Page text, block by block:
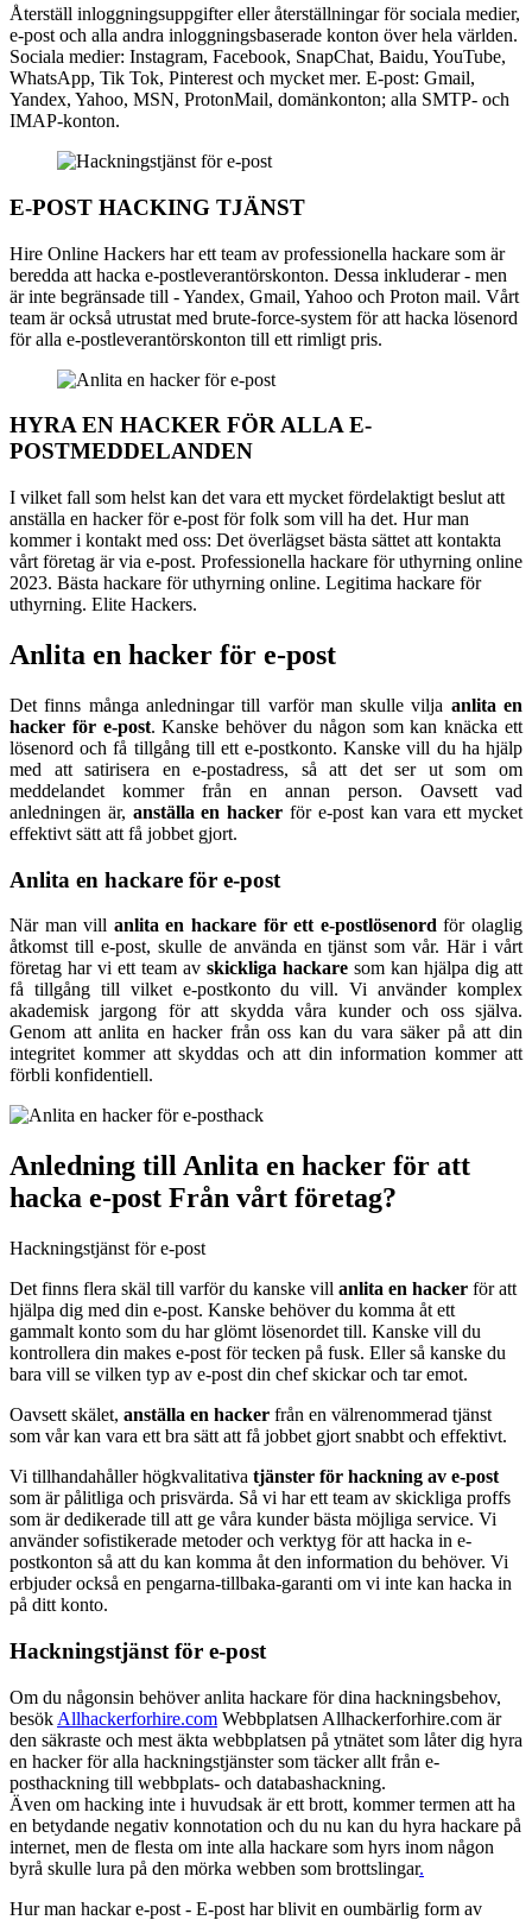
Återställ inloggningsuppgifter eller återställningar för sociala medier,
e-post och alla andra inloggningsbaserade konton över hela världen.
Sociala medier: Instagram, Facebook, SnapChat, Baidu, YouTube,
WhatsApp, Tik Tok, Pinterest och mycket mer. E-post: Gmail,
Yandex, Yahoo, MSN, ProtonMail, domänkonton; alla SMTP- och
IMAP-konton.
E-POST HACKING TJÄNST
Hire Online Hackers har ett team av professionella hackare som är
beredda att hacka e-postleverantörskonton. Dessa inkluderar - men
är inte begränsade till - Yandex, Gmail, Yahoo och Proton mail. Vårt
team är också utrustat med brute-force-system för att hacka lösenord
för alla e-postleverantörskonton till ett rimligt pris.
HYRA EN HACKER FÖR ALLA E-
POSTMEDDELANDEN
I vilket fall som helst kan det vara ett mycket fördelaktigt beslut att
anställa en hacker för e-post för folk som vill ha det. Hur man
kommer i kontakt med oss: Det överlägset bästa sättet att kontakta
vårt företag är via e-post. Professionella hackare för uthyrning online
2023. Bästa hackare för uthyrning online. Legitima hackare för
uthyrning. Elite Hackers.
Anlita en hacker för e-post
Det finns många anledningar till varför man skulle vilja anlita en
hacker för e-post. Kanske behöver du någon som kan knäcka ett
lösenord och få tillgång till ett e-postkonto. Kanske vill du ha hjälp
med att satirisera en e-postadress, så att det ser ut som om
meddelandet kommer från en annan person. Oavsett vad
anledningen är, anställa en hacker för e-post kan vara ett mycket
effektivt sätt att få jobbet gjort.
Anlita en hackare för e-post
När man vill anlita en hackare för ett e-postlösenordför olaglig
åtkomst till e-post, skulle de använda en tjänst som vår. Här i vårt
företag har vi ett team av skickliga hackare som kan hjälpa dig att
få tillgång till vilket e-postkonto du vill. Vi använder komplex
akademisk jargong för att skydda våra kunder och oss själva.
Genom att anlita en hacker från oss kan du vara säker på att din
integritet kommer att skyddas och att din information kommer att
förbli konfidentiell.
Anledning tillAnlita en hacker för att
hacka e-post Från vårt företag?
Det finns flera skäl till varför du kanske vill anlita en hacker för att
hjälpa dig med din e-post. Kanske behöver du komma åt ett
gammalt konto som du har glömt lösenordet till. Kanske vill du
kontrollera din makes e-post för tecken på fusk. Eller så kanske du
bara vill se vilken typ av e-post din chef skickar och tar emot.
Oavsett skälet, anställa en hacker från en välrenommerad tjänst
som vår kan vara ett bra sätt att få jobbet gjort snabbt och effektivt.
Vi tillhandahåller högkvalitativa tjänster för hackning av e-post
som är pålitliga och prisvärda. Så vi har ett team av skickliga proffs
som är dedikerade till att ge våra kunder bästa möjliga service. Vi
använder sofistikerade metoder och verktyg för att hacka in e-
postkonton så att du kan komma åt den information du behöver. Vi
erbjuder också en pengarna-tillbaka-garanti om vi inte kan hacka in
på ditt konto.
Hackningstjänst för e-post
Om du någonsin behöver anlita hackare för dina hackningsbehov,
besök Allhackerforhire.com Webbplatsen Allhackerforhire.com är
den säkraste och mest äkta webbplatsen på ytnätet som låter dig hyra
en hacker för alla hackningstjänster som täcker allt från e-
posthackning till webbplats- och databashackning.
Även om hacking inte i huvudsak är ett brott, kommer termen att ha
en betydande negativ konnotation och du nu kan du hyra hackare på
internet, men de flesta om inte alla hackare som hyrs inom någon
byrå skulle lura på den mörka webben som brottslingar.
Hur man hackar e-post - E-post har blivit en oumbärlig form av